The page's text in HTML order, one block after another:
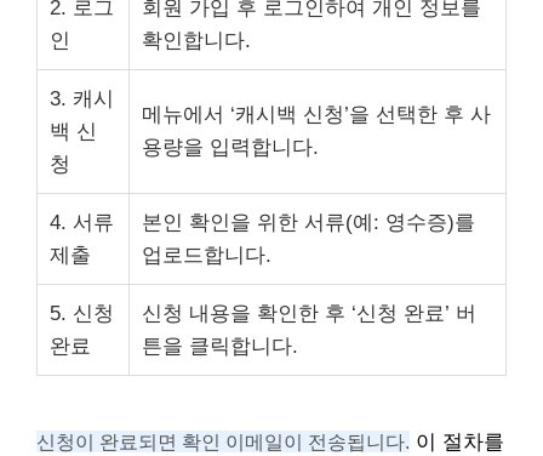
2. 로그
인
회원 가입 후 로그인하여 개인 정보를
확인합니다.
3. 캐시
백 신
청
메뉴에서 ‘캐시백 신청’을 선택한 후 사
용량을 입력합니다.
4. 서류
제출
본인 확인을 위한 서류(예: 영수증)를
업로드합니다.
5. 신청
완료
신청 내용을 확인한 후 ‘신청 완료’ 버
튼을 클릭합니다.
신청이 완료되면 확인 이메일이 전송됩니다. 이 절차를